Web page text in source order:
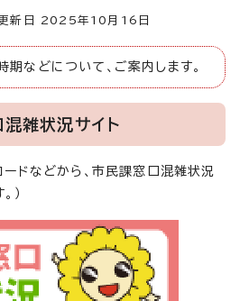
日 2025年10月16日
などについて、ご案内します。
雑状況サイト
ードなどから、市民課窓口混雑状況
）